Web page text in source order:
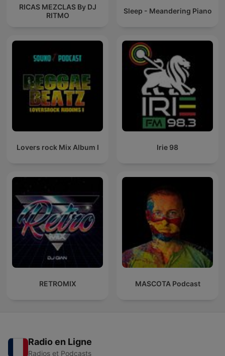
RICAS MEZCLAS By DJ
RITMO
Sleep - Meandering Piano
Lovers rock Mix Album I Irie 98
RETROMIX MASCOTA Podcast
Radio en Ligne
Radios et Podcasts